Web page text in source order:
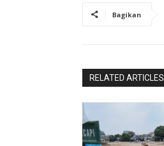
Bagikan
RELATED ARTICLES